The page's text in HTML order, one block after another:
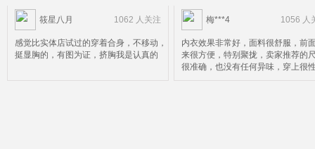
筱星八月 1062 人关注
感觉比实体店试过的穿着合身，不移动，
挺显胸的，有图为证，挤胸我是认真的
梅***4 1056 人
内衣效果非常好，面料很舒服，前
来很方便，特别聚拢，卖家推荐的
很准确，也没有任何异味，穿上很